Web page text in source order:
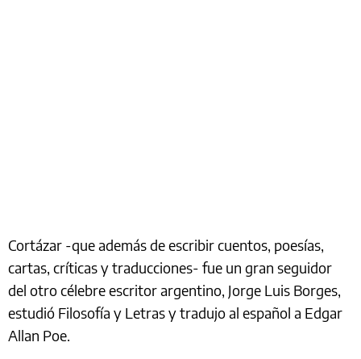
Cortázar -que además de escribir cuentos, poesías,
cartas, críticas y traducciones- fue un gran seguidor
del otro célebre escritor argentino, Jorge Luis Borges,
estudió Filosofía y Letras y tradujo al español a Edgar
Allan Poe.